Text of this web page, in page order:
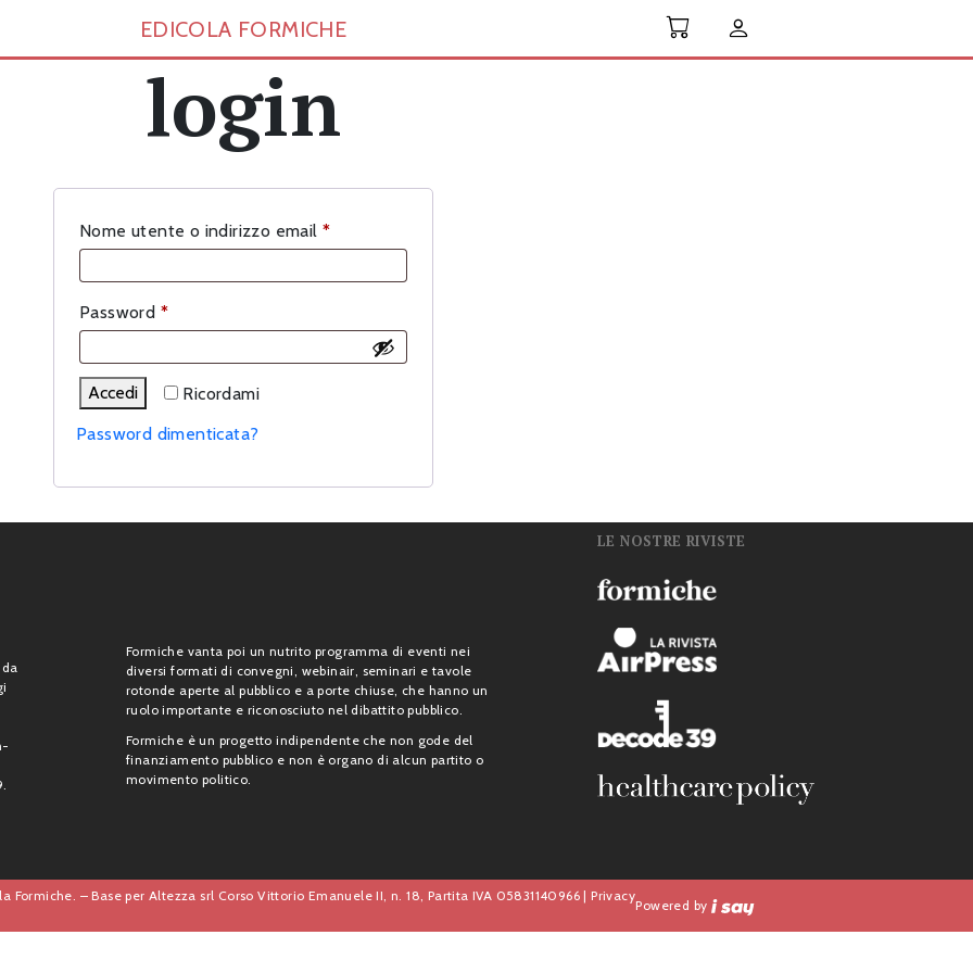
EDICOLA FORMICHE
login
Nome utente o indirizzo email *Richiesto
Password *Richiesto
Ricordami
Accedi
Password dimenticata?
Formiche vanta poi un nutrito programma di eventi nei
diversi formati di convegni, webinair, seminari e tavole
rotonde aperte al pubblico e a porte chiuse, che hanno un
ruolo importante e riconosciuto nel dibattito pubblico.
Formiche è un progetto indipendente che non gode del
finanziamento pubblico e non è organo di alcun partito o
movimento politico.
LE NOSTRE RIVISTE
Formiche. – Base per Altezza srl Corso Vittorio Emanuele II, n. 18, Partita IVA 05831140966 |Privacy
Powered by